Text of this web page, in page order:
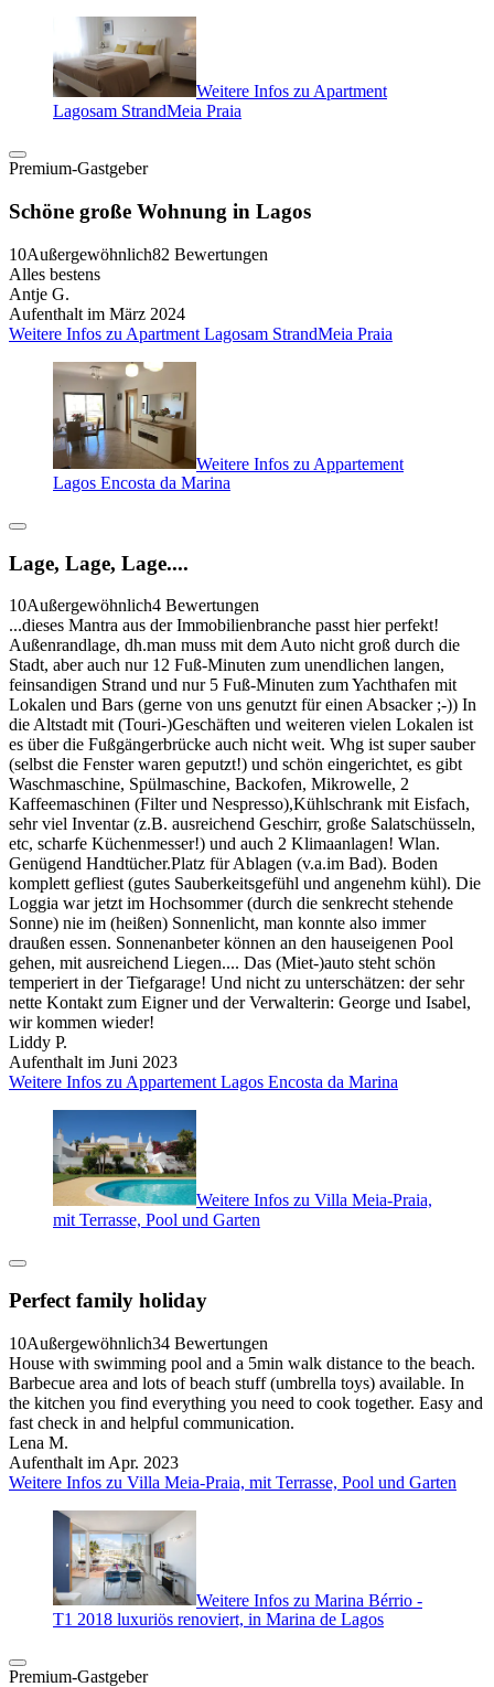
Weitere Infos zu Apartment
Lagosam StrandMeia Praia
Premium-Gastgeber
Schöne große Wohnung in Lagos
10Außergewöhnlich82 Bewertungen
Alles bestens
Antje G.
Aufenthalt im März 2024
Weitere Infos zu Apartment Lagosam StrandMeia Praia
Weitere Infos zu Appartement
Lagos Encosta da Marina
Lage, Lage, Lage....
10Außergewöhnlich4 Bewertungen
...dieses Mantra aus der Immobilienbranche passt hier perfekt!
Außenrandlage, dh.man muss mit dem Auto nicht groß durch die
Stadt, aber auch nur 12 Fuß-Minuten zum unendlichen langen,
feinsandigen Strand und nur 5 Fuß-Minuten zum Yachthafen mit
Lokalen und Bars (gerne von uns genutzt für einen Absacker ;-)) In
die Altstadt mit (Touri-)Geschäften und weiteren vielen Lokalen ist
es über die Fußgängerbrücke auch nicht weit. Whg ist super sauber
(selbst die Fenster waren geputzt!) und schön eingerichtet, es gibt
Waschmaschine, Spülmaschine, Backofen, Mikrowelle, 2
Kaffeemaschinen (Filter und Nespresso),Kühlschrank mit Eisfach,
sehr viel Inventar (z.B. ausreichend Geschirr, große Salatschüsseln,
etc, scharfe Küchenmesser!) und auch 2 Klimaanlagen! Wlan.
Genügend Handtücher.Platz für Ablagen (v.a.im Bad). Boden
komplett gefliest (gutes Sauberkeitsgefühl und angenehm kühl). Die
Loggia war jetzt im Hochsommer (durch die senkrecht stehende
Sonne) nie im (heißen) Sonnenlicht, man konnte also immer
draußen essen. Sonnenanbeter können an den hauseigenen Pool
gehen, mit ausreichend Liegen.... Das (Miet-)auto steht schön
temperiert in der Tiefgarage! Und nicht zu unterschätzen: der sehr
nette Kontakt zum Eigner und der Verwalterin: George und Isabel,
wir kommen wieder!
Liddy P.
Aufenthalt im Juni 2023
Weitere Infos zu Appartement Lagos Encosta da Marina
Weitere Infos zu Villa Meia-Praia,
mit Terrasse, Pool und Garten
Perfect family holiday
10Außergewöhnlich34 Bewertungen
House with swimming pool and a 5min walk distance to the beach.
Barbecue area and lots of beach stuff (umbrella toys) available. In
the kitchen you find everything you need to cook together. Easy and
fast check in and helpful communication.
Lena M.
Aufenthalt im Apr. 2023
Weitere Infos zu Villa Meia-Praia, mit Terrasse, Pool und Garten
Weitere Infos zu Marina Bérrio -
T1 2018 luxuriös renoviert, in Marina de Lagos
Premium-Gastgeber